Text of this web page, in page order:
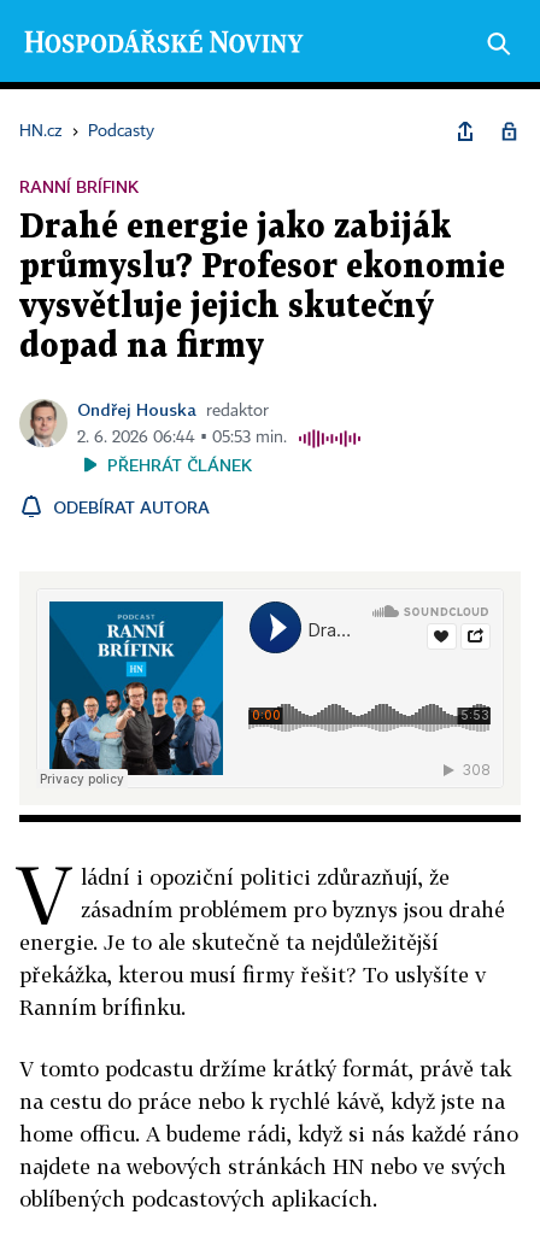
HN.cz › Podcasty
RANNÍ BRÍFINK
Drahé energie jako zabiják
průmyslu? Profesor ekonomie
vysvětluje jejich skutečný
dopad na firmy
Ondřej Houska
redaktor
2. 6. 2026 06:44 ▪ 05:53 min.
PŘEHRÁT ČLÁNEK
ODEBÍRAT AUTORA
V ládní i opoziční politici zdůrazňují, že
zásadním problémem pro byznys jsou drahé
energie. Je to ale skutečně ta nejdůležitější
překážka, kterou musí firmy řešit? To uslyšíte v
Ranním brífinku.
V tomto podcastu držíme krátký formát, právě tak
na cestu do práce nebo k rychlé kávě, když jste na
home officu. A budeme rádi, když si nás každé ráno
najdete na webových stránkách HN nebo ve svých
oblíbených podcastových aplikacích.